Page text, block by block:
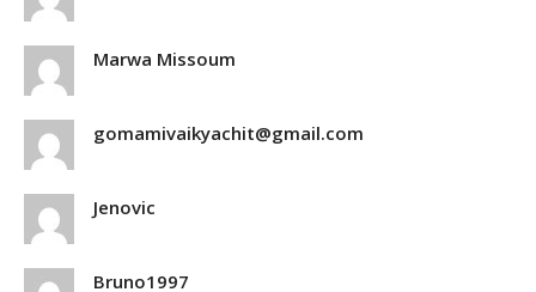
Marwa Missoum
gomamivaikyachit@gmail.com
Jenovic
Bruno1997